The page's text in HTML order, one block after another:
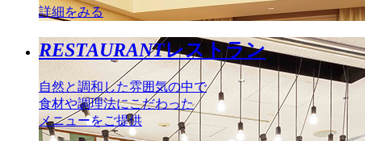
詳細をみる
RESTAURANTレストラン
自然と調和した雰囲気の中で
食材や調理法にこだわった
メニューをご提供